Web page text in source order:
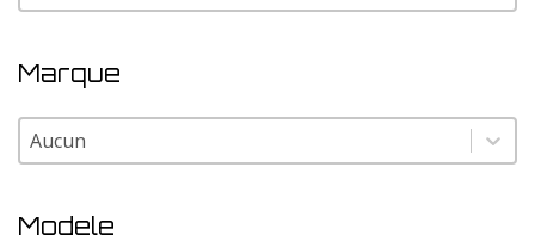
Marque
Marque
Marque
Modele